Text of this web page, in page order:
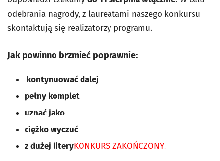
odebrania nagrody, z laureatami naszego konkursu
skontaktują się realizatorzy programu.
Jak powinno brzmieć poprawnie:
kontynuować dalej
pełny komplet
uznać jako
ciężko wyczuć
z dużej literyKONKURS ZAKOŃCZONY!